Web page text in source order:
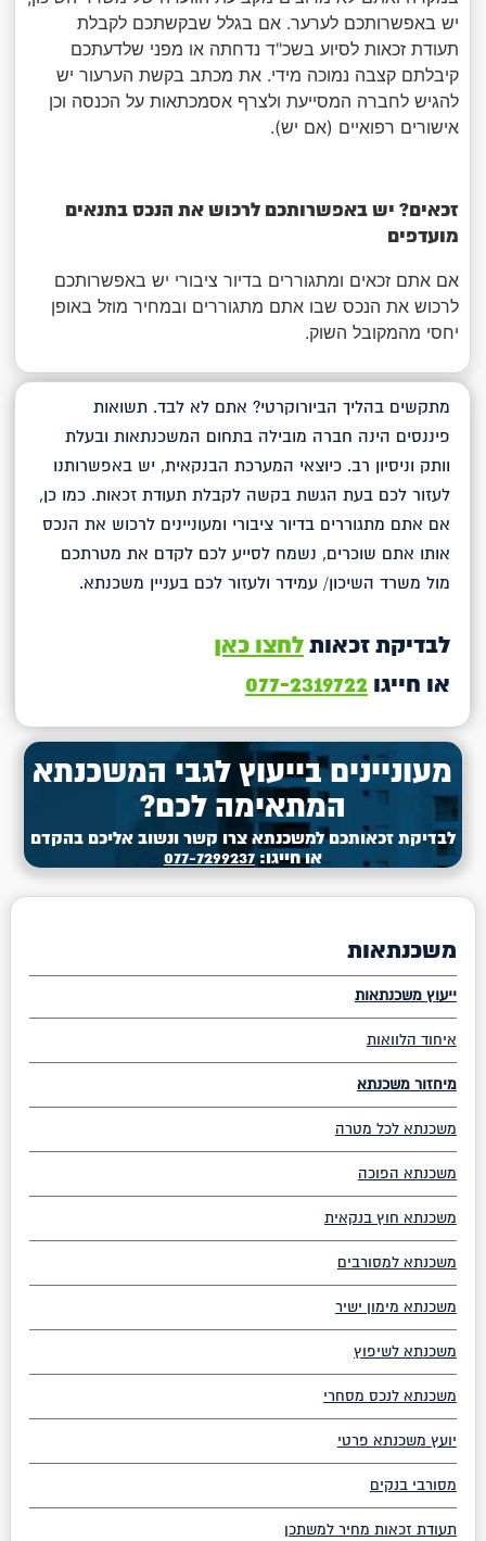
משכנתאות
ייעוץ משכנתאות
איחוד הלוואות
מיחזור משכנתא
משכנתא לכל מטרה
משכנתא הפוכה
משכנתא חוץ בנקאית
משכנתא למסורבים
משכנתא מימון ישיר
משכנתא לשיפוץ
משכנתא לנכס מסחרי
יועץ משכנתא פרטי
מסורבי בנקים
תעודת זכאות מחיר למשתכן
יש באפשרותכם לערער. אם בגלל שבקשתכם לקבלת
תעודת זכאות לסיוע בשכ"ד נדחתה או מפני שלדעתכם
קיבלתם קצבה נמוכה מידי. את מכתב בקשת הערעור יש
להגיש לחברה המסייעת ולצרף אסמכתאות על הכנסה וכן
אישורים רפואיים (אם יש).
זכאים? יש באפשרותכם לרכוש את הנכס בתנאים
מועדפים
אם אתם זכאים ומתגוררים בדיור ציבורי יש באפשרותכם
לרכוש את הנכס שבו אתם מתגוררים ובמחיר מוזל באופן
יחסי מהמקובל השוק.
מתקשים בהליך הביורוקרטי? אתם לא לבד. תשואות
פיננסים הינה חברה מובילה בתחום המשכנתאות ובעלת
וותק וניסיון רב. כיוצאי המערכת הבנקאית, יש באפשרותנו
לעזור לכם בעת הגשת בקשה לקבלת תעודת זכאות. כמו כן,
אם אתם מתגוררים בדיור ציבורי ומעוניינים לרכוש את הנכס
אותו אתם שוכרים, נשמח לסייע לכם לקדם את מטרתכם
מול משרד השיכון/ עמידר ולעזור לכם בעניין משכנתא.
לבדיקת זכאותלחצו כאן
או חייגו 077-2319722
מעוניינים בייעוץ לגבי המשכנתא
המתאימה לכם?
לבדיקת זכאותכם למשכנתא צרו קשר ונשוב אליכם בהקדם
או חייגו:077-7299237